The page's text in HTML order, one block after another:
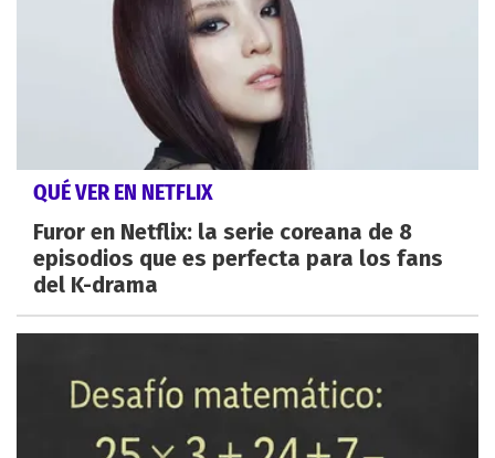
QUÉ VER EN NETFLIX
Furor en Netflix: la serie coreana de 8
episodios que es perfecta para los fans
del K-drama